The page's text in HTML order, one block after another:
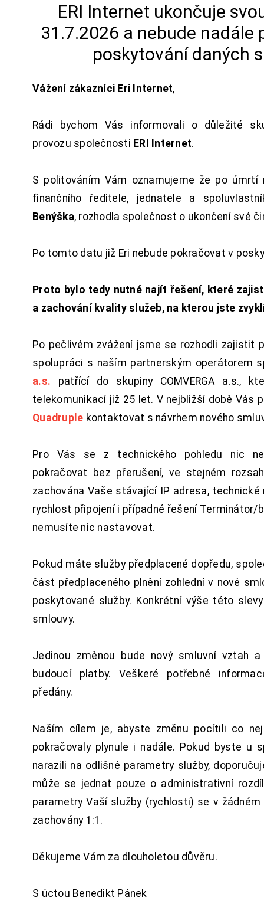
ERI Internet ukončuje
31.7.2026 a nebude nadále
poskytování daných
Vážení zákazníci Eri Internet,
Rádi bychom Vás informovali o důležité
provozu společnosti ERI Internet.
S politováním Vám oznamujeme že po úmrtí
finančního ředitele, jednatele a
Benýška, rozhodla společnost o ukončení své
Po tomto datu již Eri nebude pokračovat v
Proto bylo tedy nutné najít řešení, které
a zachování kvality služeb, na kterou jste
Po pečlivém zvážení jsme se rozhodli zajistit
spolupráci s naším partnerským operátorem
a.s. patřící do skupiny COMVERGA a.s.,
telekomunikací již 25 let. V nejbližší době Vás
Quadruple kontaktovat s návrhem nového
Pro Vás se z technického pohledu nic
pokračovat bez přerušení, ve stejném
zachována Vaše stávající IP adresa, technické
rychlost připojení i případné řešení Terminátor/
nemusíte nic nastavovat.
Pokud máte služby předplacené dopředu,
část předplaceného plnění zohlední v nové
poskytované služby. Konkrétní výše této
smlouvy.
Jedinou změnou bude nový smluvní vztah
budoucí platby. Veškeré potřebné
předány.
Naším cílem je, abyste změnu pocítili co
pokračovaly plynule i nadále. Pokud byste u
narazili na odlišné parametry služby,
může se jednat pouze o administrativní
parametry Vaší služby (rychlosti) se v
zachovány 1:1.
Děkujeme Vám za dlouholetou důvěru.
S úctou Benedikt Pánek